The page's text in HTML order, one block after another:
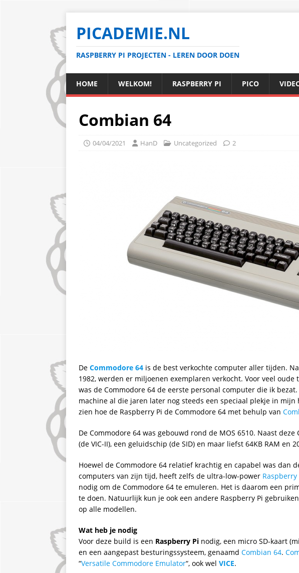
PICADEMIE.NL
RASPBERRY PI PROJECTEN - LEREN DOOR DOEN
HOME WELKOM! RASPBERRY PI PICO
Combian 64
04/04/2021 HanD Uncategorized 2
De Commodore 64 is de best verkochte computer aller tijden.
1982, werden er miljoenen exemplaren verkocht. Voor veel oude
was de Commodore 64 de eerste personal computer die ik
machine al die jaren later nog steeds een speciaal plekje in
zien hoe de Raspberry Pi de Commodore 64 met behulp van
De Commodore 64 was gebouwd rond de MOS 6510. Naast
(de VIC-II), een geluidschip (de SID) en maar liefst 64KB RAM en
Hoewel de Commodore 64 relatief krachtig en capabel was dan
computers van zijn tijd, heeft zelfs de ultra-low-power Raspberry
nodig om de Commodore 64 te emuleren. Het is daarom een
te doen. Natuurlijk kun je ook een andere Raspberry Pi
op alle modellen.
Wat heb je nodig
Voor deze build is een Raspberry Pi nodig, een micro SD-kaart
en een aangepast besturingssysteem, genaamd Combian 64.
“Versatile Commodore Emulator“, ook wel VICE.